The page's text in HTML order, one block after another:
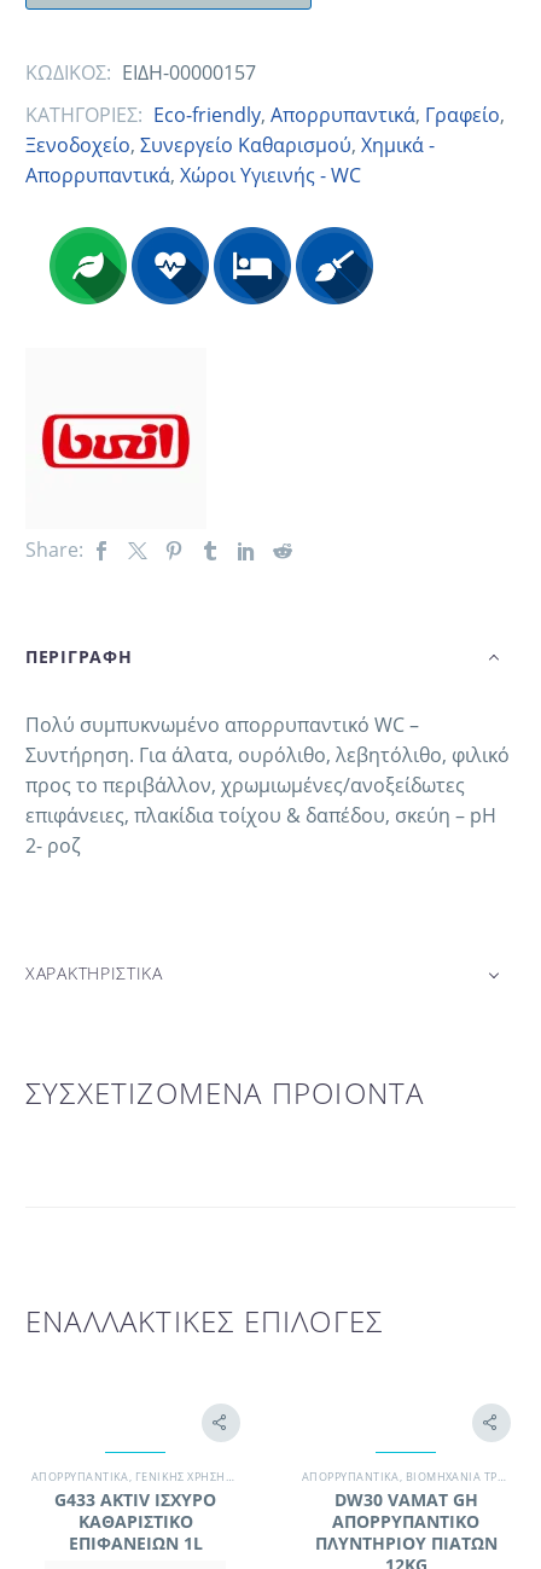
ΚΩΔΙΚΟΣ: ΕΙΔΗ-00000157
ΚΑΤΗΓΟΡΙΕΣ: Eco-friendly, Απορρυπαντικά, Γραφείο,
Ξενοδοχείο, Συνεργείο Καθαρισμού, Χημικά -
Απορρυπαντικά, Χώροι Υγιεινής - WC
Share:
ΠΕΡΙΓΡΑΦΗ
Πολύ συμπυκνωμένο απορρυπαντικό WC –
Συντήρηση. Για άλατα, ουρόλιθο, λεβητόλιθο, φιλικό
προς το περιβάλλον, χρωμιωμένες/ανοξείδωτες
επιφάνειες, πλακίδια τοίχου & δαπέδου, σκεύη – pH
2- ροζ
ΧΑΡΑΚΤΗΡΙΣΤΙΚΑ
ΣΥΣΧΕΤΙΖΟΜΕΝΑ ΠΡΟΙΟΝΤΑ
ΕΝΑΛΛΑΚΤΙΚΕΣ ΕΠΙΛΟΓΕΣ
ΑΠΟΡΡΥΠΑΝΤΙΚΆ, ΓΕΝΙΚΉΣ ΧΡΉΣΗΣ / ΔΆΠΕΔΑ ΣΥΝΕΡΓΕΊΟ ΚΑΘΑΡΙΣΜΟΎ,ΧΗΜΙΚΆ -
G433 AKTIV ΙΣΧΥΡΟ
ΚΑΘΑΡΙΣΤΙΚΟ
ΕΠΙΦΑΝΕΙΩΝ 1L
ΑΠΟΡΡΥΠΑΝΤΙΚΆ, ΒΙΟΜΗΧΑΝΊΑ ΤΡΟΦΊΜΩΝ
DW30 VAMAT GH
ΑΠΟΡΡΥΠΑΝΤΙΚΟ
ΠΛΥΝΤΗΡΙΟΥ ΠΙΑΤΩΝ